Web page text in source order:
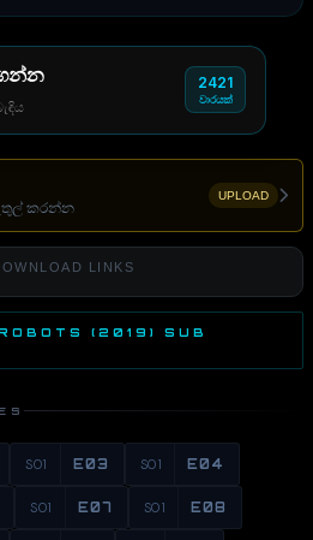
2421
වාරයක්
කරන්න
UPLOAD
LINKS
(2019) SUB
S01 E03 S01 E04
S01 E07 S01 E08